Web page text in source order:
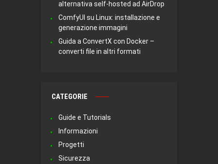
alternativa self-hosted ad AirDrop
ComfyUI su Linux: installazione e
generazione immagini
Guida a ConvertX con Docker –
converti file in altri formati
CATEGORIE
Guide e Tutorials
Informazioni
Progetti
Sicurezza